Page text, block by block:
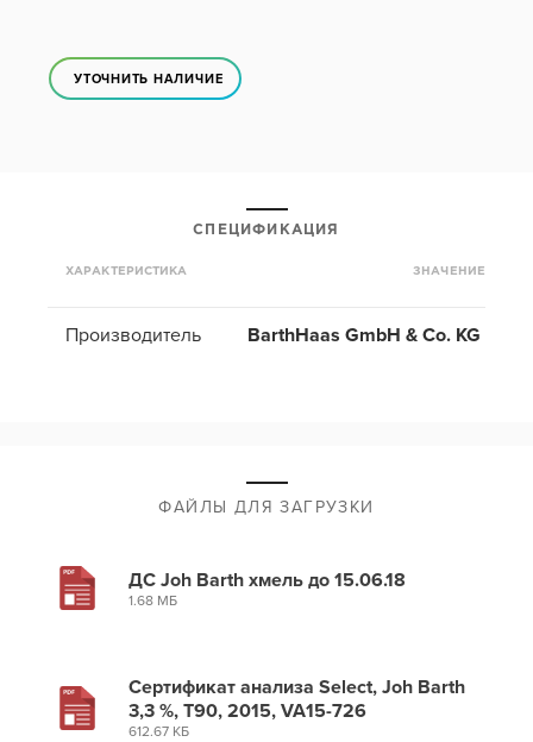
УТОЧНИТЬ НАЛИЧИЕ
СПЕЦИФИКАЦИЯ
ХАРАКТЕРИСТИКА ЗНАЧЕНИЕ
Производитель BarthHaas GmbH & Co. KG
ФАЙЛЫ ДЛЯ ЗАГРУЗКИ
ДС Joh Barth хмель до 15.06.18
1.68 МБ
Сертификат анализа Select, Joh Barth
3,3 %, Т90, 2015, VA15-726
612.67 КБ